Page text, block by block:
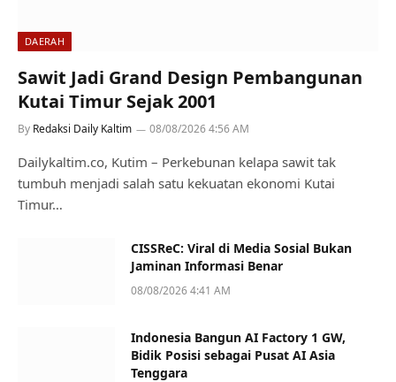
DAERAH
Sawit Jadi Grand Design Pembangunan
Kutai Timur Sejak 2001
By Redaksi Daily Kaltim 08/08/2026 4:56 AM
Dailykaltim.co, Kutim – Perkebunan kelapa sawit tak
tumbuh menjadi salah satu kekuatan ekonomi Kutai
Timur…
CISSReC: Viral di Media Sosial Bukan
Jaminan Informasi Benar
08/08/2026 4:41 AM
Indonesia Bangun AI Factory 1 GW,
Bidik Posisi sebagai Pusat AI Asia
Tenggara